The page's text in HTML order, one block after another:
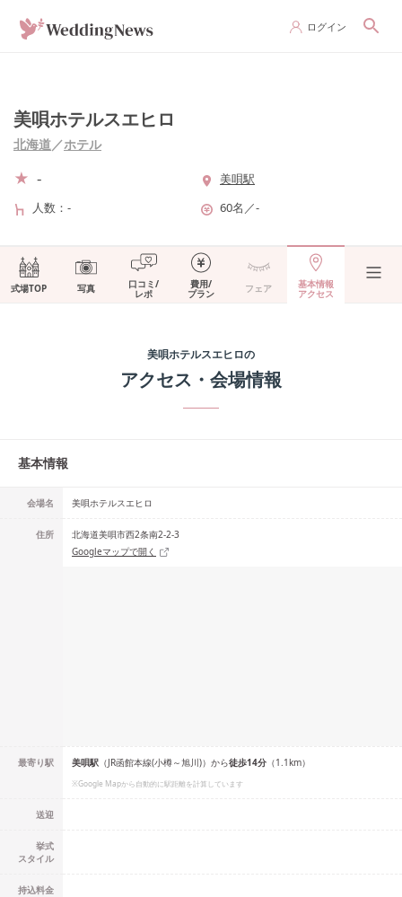
ログイン
美唄ホテルスエヒロ
北海道／ホテル
-
美唄駅
人数
- 60名 ／-
式場TOP 写真 口コミ/
レポ
費用/
プラン フェア 基本情報
アクセス
美唄ホテルスエヒロの
アクセス・会場情報
基本情報
会場名 美唄ホテルスエヒロ
住所
北海道美唄市西2条南2-2-3
Googleマップで開く
最寄り駅 美唄駅 （JR函館本線(小樽～旭川)） から徒歩14分 （1.1km）
※Google Mapから自動的に駅距離を計算しています
送迎
挙式
スタイル
持込料金